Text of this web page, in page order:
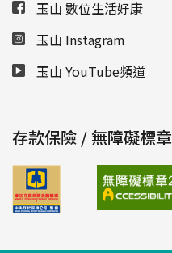
玉山 數位生活好康
玉山 Instagram
玉山 YouTube頻道
存款保險 / 無障礙標章